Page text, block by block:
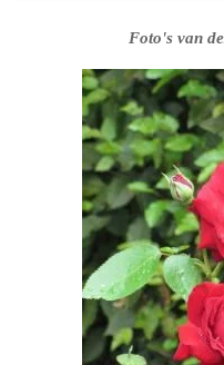
Foto's van